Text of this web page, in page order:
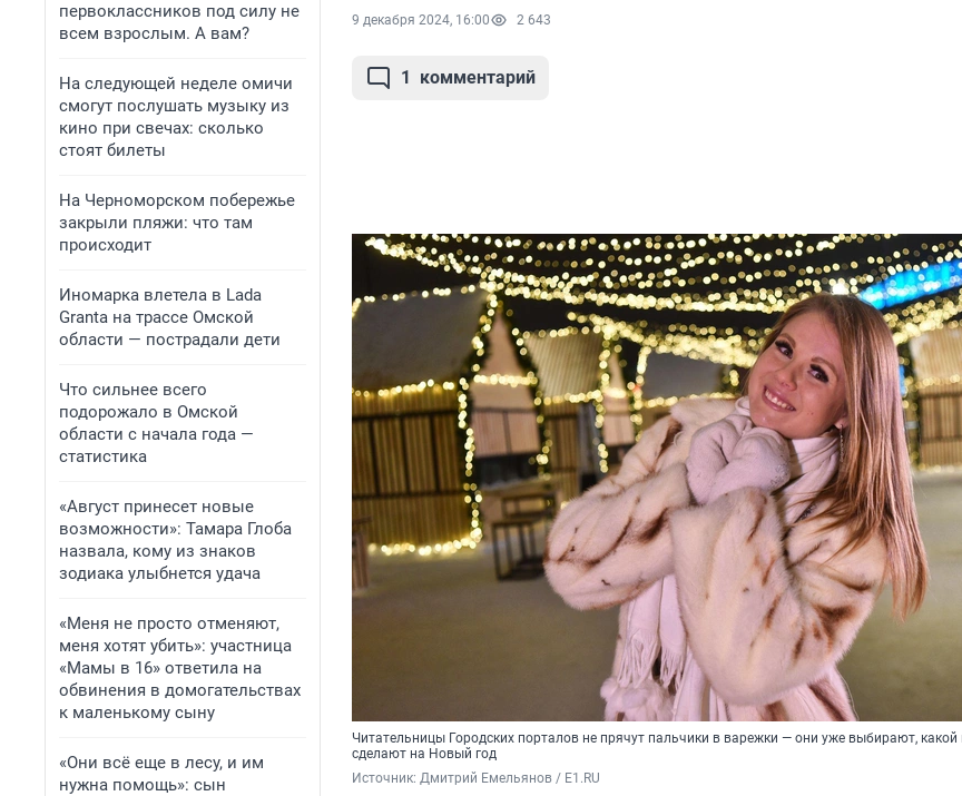
первоклассников под силу не
всем взрослым. А вам?
На следующей неделе омичи
смогут послушать музыку из
кино при свечах: сколько
стоят билеты
На Черноморском побережье
закрыли пляжи: что там
происходит
Иномарка влетела в Lada
Granta на трассе Омской
области — пострадали дети
Что сильнее всего
подорожало в Омской
области с начала года —
статистика
«Август принесет новые
возможности»: Тамара Глоба
назвала, кому из знаков
зодиака улыбнется удача
«Меня не просто отменяют,
меня хотят убить»: участница
«Мамы в 16» ответила на
обвинения в домогательствах
к маленькому сыну
«Они всё еще в лесу, и им
нужна помощь»: сын
9 декабря 2024, 16:00 2 643
1 комментарий
Читательницы Городских порталов не прячут пальчики в варежки — они уже выбирают,
сделают на Новый год
Источник: Дмитрий Емельянов / E1.RU